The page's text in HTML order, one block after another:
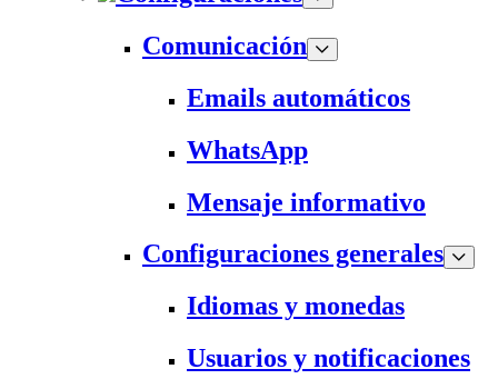
Comunicación
Emails automáticos
WhatsApp
Mensaje informativo
Configuraciones generales
Idiomas y monedas
Usuarios y notificaciones